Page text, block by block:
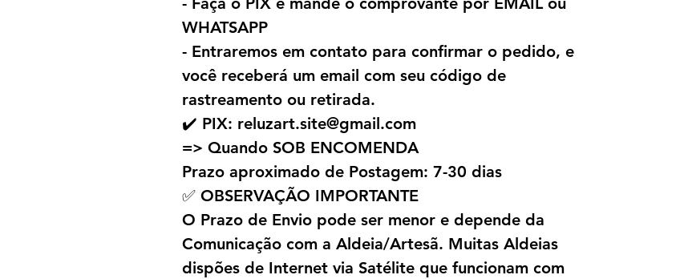
WHATSAPP
- Entraremos em contato para confirmar o pedido, e
você receberá um email com seu código de
rastreamento ou retirada.
✔️ PIX: reluzart.site@gmail.com
=> Quando SOB ENCOMENDA
Prazo aproximado de Postagem: 7-30 dias
✅ OBSERVAÇÃO IMPORTANTE
O Prazo de Envio pode ser menor e depende da
Comunicação com a Aldeia/Artesã. Muitas Aldeias
dispões de Internet via Satélite que funcionam com